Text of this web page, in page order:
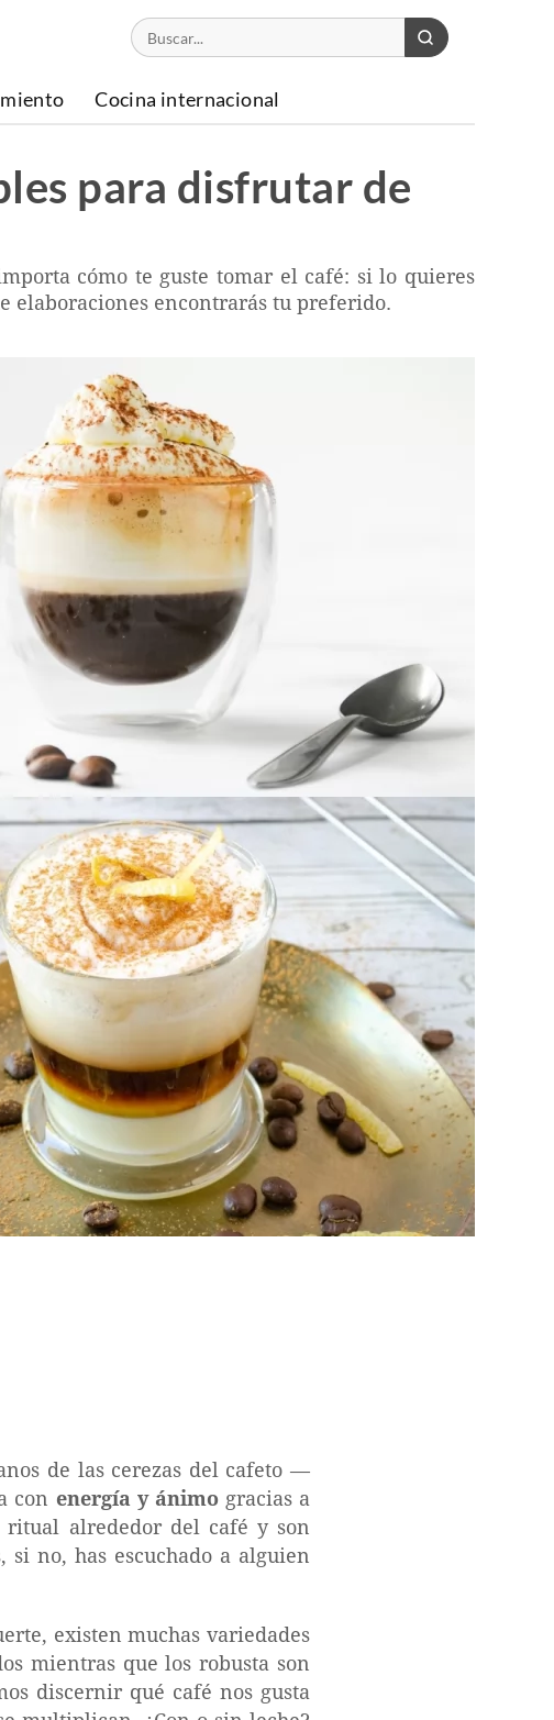
Cocina internacional
para disfrutar de
cómo te guste tomar el café: si lo quieres
elaboraciones encontrarás tu preferido.
de las cerezas del cafeto —
con energía y ánimogracias a
alrededor del café y son
si no, has escuchado a alguien
existen muchas variedades
mientras que los robusta son
discernir qué café nos gusta